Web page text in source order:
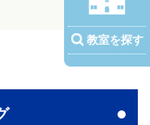
教室を探す